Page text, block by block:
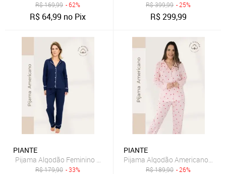
R$169,99 - 62%
R$ 64,99 no Pix
R$399,99 - 25%
R$299,99
PIANTE
Pijama Algodão Feminino Americano Longo Fernanda - Azul
R$179,90 - 33%
PIANTE
Pijama Algodão Americano
R$189,90 - 26%